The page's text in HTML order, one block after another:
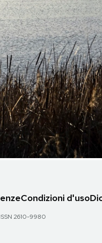
Condizioni d'uso
2610-9980